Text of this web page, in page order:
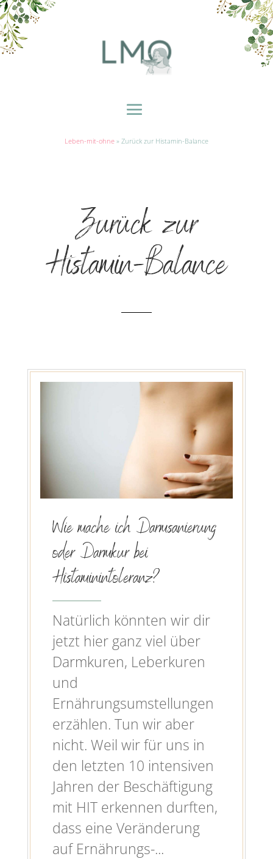
Leben-mit-ohne» Zurück zur Histamin-Balance
Zurück zur
Histamin-Balance
Wie mache ich Darmsanierung
oder Darmkur bei
Histaminintoleranz?
Natürlich könnten wir dir
jetzt hier ganz viel über
Darmkuren, Leberkuren
und
Ernährungsumstellungen
erzählen. Tun wir aber
nicht. Weil wir für uns in
den letzten 10 intensiven
Jahren der Beschäftigung
mit HIT erkennen durften,
dass eine Veränderung
auf Ernährungs-...